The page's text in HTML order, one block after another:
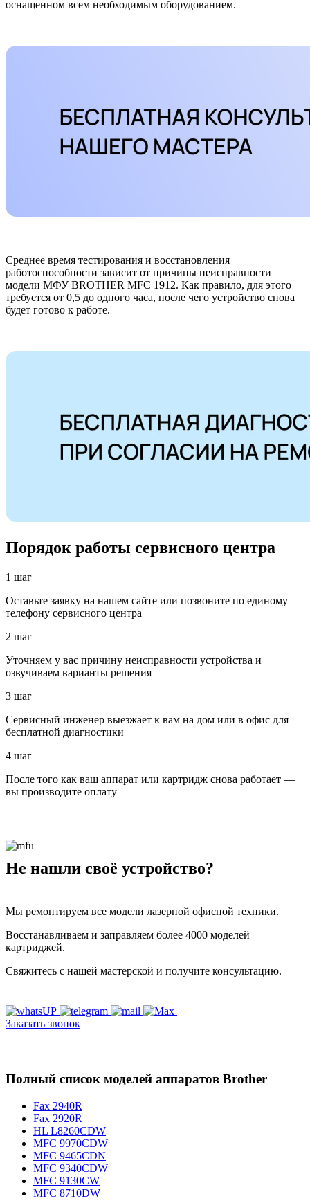
оснащенном всем необходимым оборудованием.
Среднее время тестирования и восстановления
работоспособности зависит от причины неисправности
модели МФУ BROTHER MFC 1912. Как правило, для этого
требуется от 0,5 до одного часа, после чего устройство снова
будет готово к работе.
Порядок работы сервисного центра
1 шаг
Оставьте заявку на нашем сайте или позвоните по единому
телефону сервисного центра
2 шаг
Уточняем у вас причину неисправности устройства и
озвучиваем варианты решения
3 шаг
Сервисный инженер выезжает к вам на дом или в офис для
бесплатной диагностики
4 шаг
После того как ваш аппарат или картридж снова работает —
вы производите оплату
Не нашли своё устройство?
Мы ремонтируем все модели лазерной офисной техники.
Восстанавливаем и заправляем более 4000 моделей
картриджей.
Свяжитесь с нашей мастерской и получите консультацию.
Заказать звонок
Полный список моделей аппаратов Brother
Fax 2940R
Fax 2920R
HL L8260CDW
MFC 9970CDW
MFC 9465CDN
MFC 9340CDW
MFC 9130CW
MFC 8710DW